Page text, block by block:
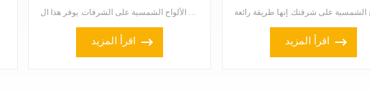
حامل تثبيت الألواح الشمسية للشرفات هو حل عملي ومبتكر لتركيب الألواح الشمسية على الشرفات. يوفر هذا ال...
اقرأ المزيد اقرأ المزيد